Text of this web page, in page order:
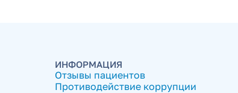
ИНФОРМАЦИЯ
Отзывы пациентов
Противодействие коррупции